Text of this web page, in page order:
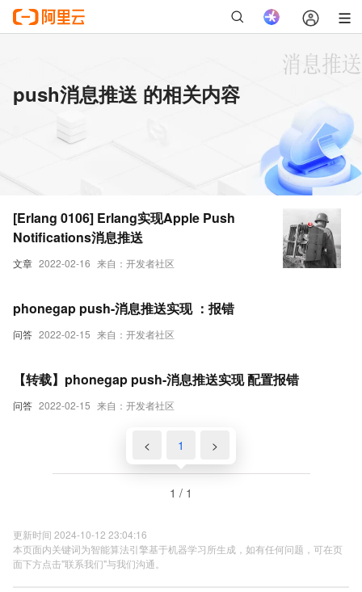
push消息推送 的相关内容
文章 2022-02-16 来自：开发者社区
[Erlang 0106] Erlang实现Apple Push
Notifications消息推送
问答 2022-02-15 来自：开发者社区
phonegap push-消息推送实现 ：报错
问答 2022-02-15 来自：开发者社区
【转载】phonegap push-消息推送实现 配置报错
< 1 >
1 / 1
更新时间 2024-10-12 23:04:16
本页面内关键词为智能算法引擎基于机器学习所生成，如有任何问题，可在页
面下方点击"联系我们"与我们沟通。